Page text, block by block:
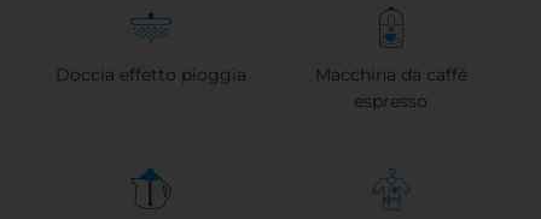
Doccia effetto pioggia
Macchina da caffé
espresso